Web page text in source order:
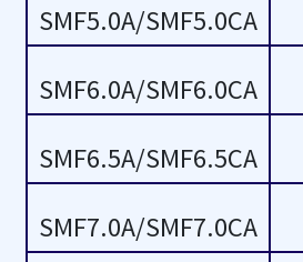
10.00
10.5
10.50
11.10
SMF5.0A/SMF5.0CA
SMF6.0A/SMF6.0CA
SMF6.5A/SMF6.5CA
SMF7.0A/SMF7.0CA